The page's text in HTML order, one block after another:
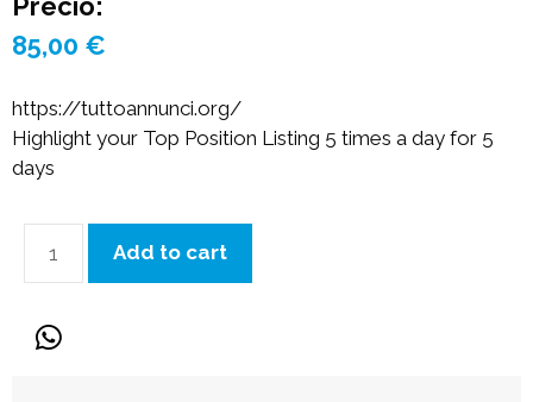
Precio:
85,00 €
https://tuttoannunci.org/
Highlight your Top Position Listing 5 times a day for 5
days
Add to cart